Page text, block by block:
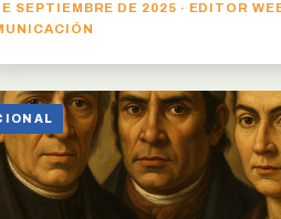
SEPTIEMBRE DE 2025 · EDITOR